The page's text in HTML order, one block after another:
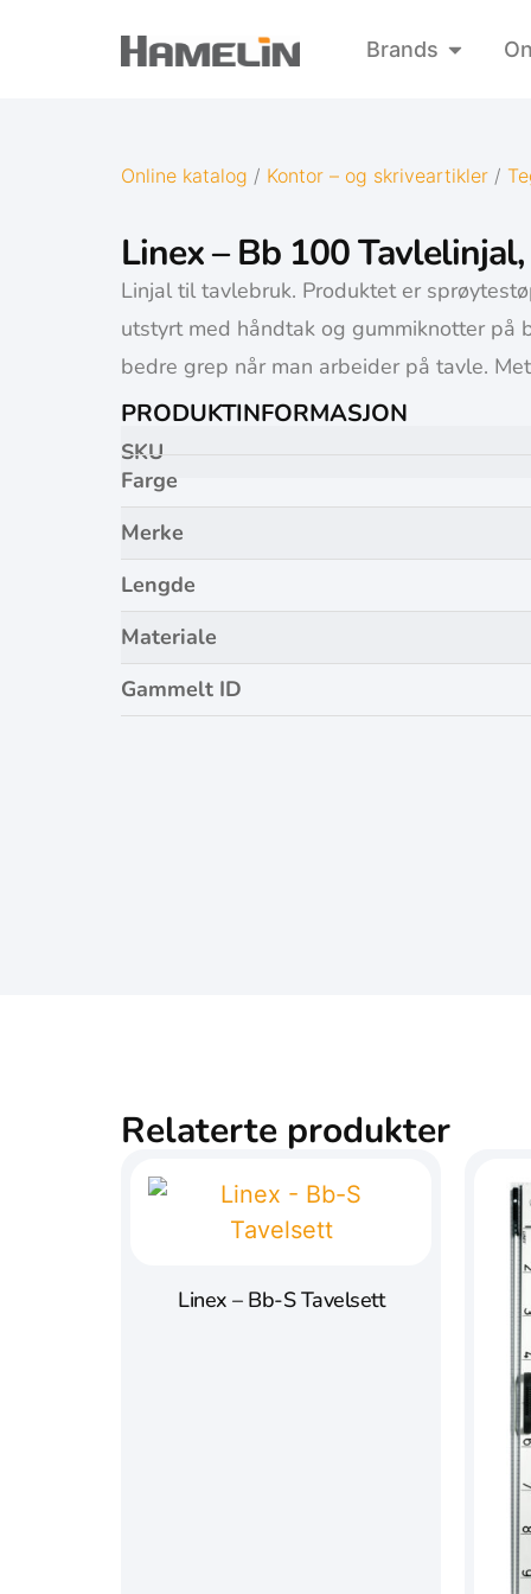
Brands
Online katalog / Kontor – og skriveartikler /
Linex – Bb 100
Linjal til tavlebruk. Produktet er
utstyrt med håndtak og gummiknotter på
bedre grep når man arbeider på tavle.
PRODUKTINFORMASJON
SKU
Farge
Merke
Lengde
Materiale
Gammelt ID
Relaterte produkter
Linex – Bb-S Tavelsett